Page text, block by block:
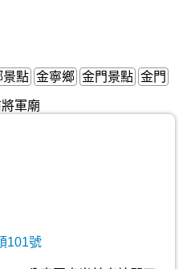
景點 金寧鄉 金門景點 金門
101號